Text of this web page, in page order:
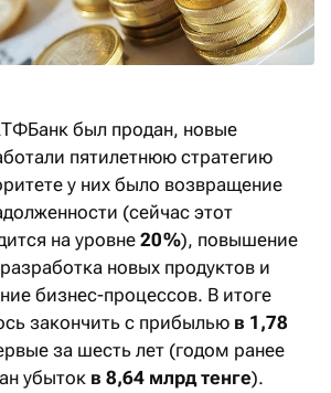
был продан, новые
пятилетнюю стратегию
у них было возвращение
(сейчас этот
на уровне20 %), повышение
новых продуктов и
бизнес-процессов. В итоге
закончить с прибылью в 1,78
за шесть лет (годом ранее
убыток в 8,64 млрд тенге).